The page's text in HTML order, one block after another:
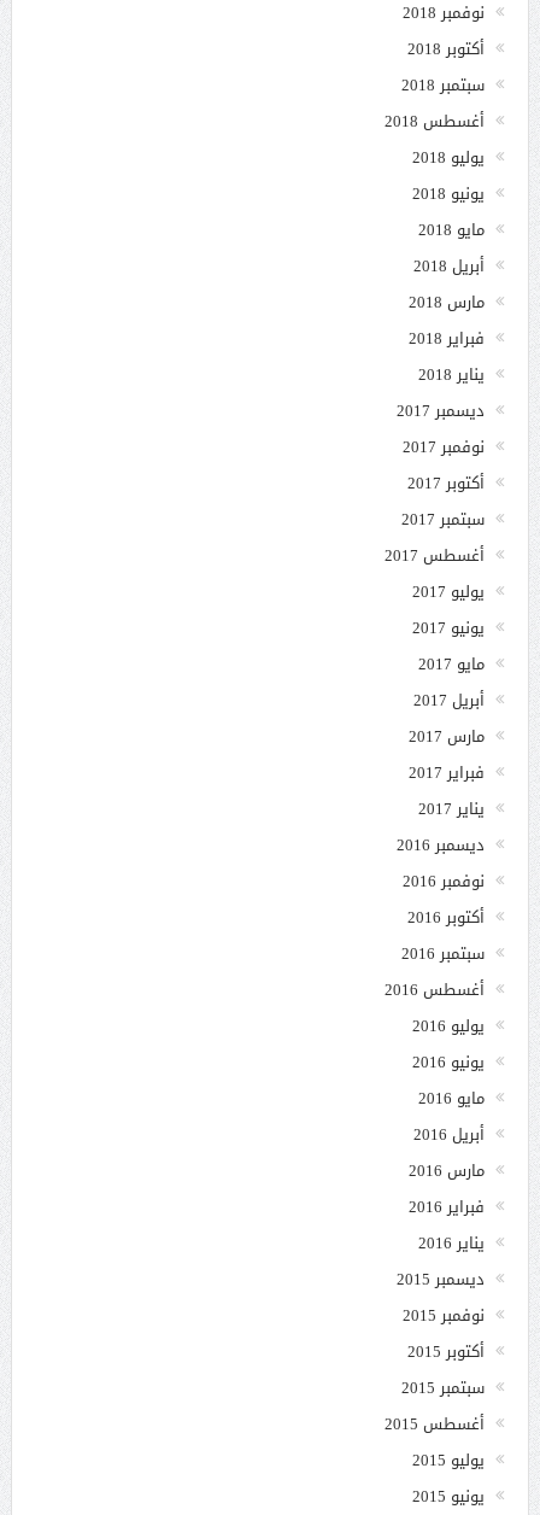
نوفمبر 2018
أكتوبر 2018
سبتمبر 2018
أغسطس 2018
يوليو 2018
يونيو 2018
مايو 2018
أبريل 2018
مارس 2018
فبراير 2018
يناير 2018
ديسمبر 2017
نوفمبر 2017
أكتوبر 2017
سبتمبر 2017
أغسطس 2017
يوليو 2017
يونيو 2017
مايو 2017
أبريل 2017
مارس 2017
فبراير 2017
يناير 2017
ديسمبر 2016
نوفمبر 2016
أكتوبر 2016
سبتمبر 2016
أغسطس 2016
يوليو 2016
يونيو 2016
مايو 2016
أبريل 2016
مارس 2016
فبراير 2016
يناير 2016
ديسمبر 2015
نوفمبر 2015
أكتوبر 2015
سبتمبر 2015
أغسطس 2015
يوليو 2015
يونيو 2015